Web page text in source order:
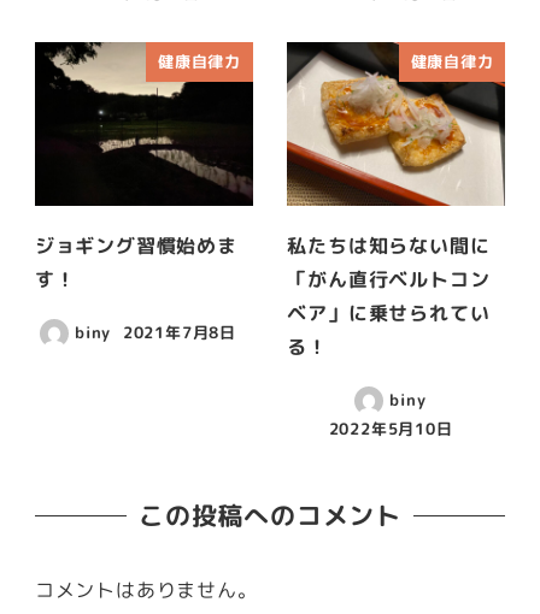
健康自律力
ジョギング習慣始めま
す！
biny 2021年7月8日
健康自律力
私たちは知らない間に
「がん直行ベルトコン
ベア」に乗せられてい
る！
biny
2022年5月10日
この投稿へのコメント
コメントはありません。